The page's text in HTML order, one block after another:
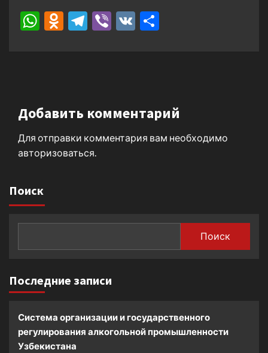
WhatsApp
Odnoklassniki
Telegram
Viber
VK
Добавить комментарий
Для отправки комментария вам необходимо
авторизоваться
Поиск
Поиск
Последние записи
Система организации и государственного
регулирования алкогольной промышленности
Узбекистана